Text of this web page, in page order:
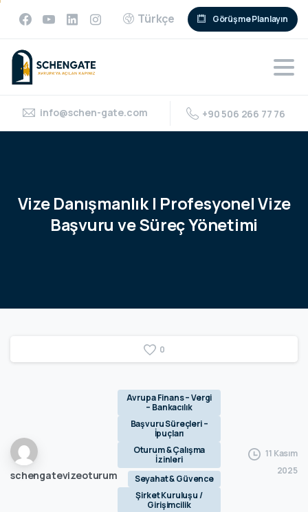
Türkçe Görüşme Planlayın
info@schen-gate.com +90 506 266 77 76
VizeDanışmanlık | ProfesyonelVize
Başvuru veSüreçYönetimi
0
schengatevizeoturum
Avrupa Finans – Vergi
– Bankacılık
Başvuru Süreçleri –
İpuçları
Oturum & Çalışma
İzinleri
Seyahat & Güvence
Şirket Kuruluşu /
Girişimcilik
11 Kasım
2025